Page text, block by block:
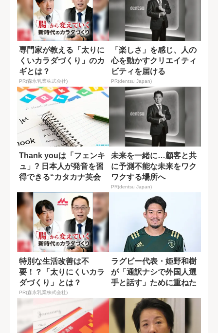
専門家が教える「太りに
くいカラダづくり」のカ
ギとは？
PR(森永乳業株式会社)
「楽しさ」を感じ、人の
心を動かすクリエイティ
ビティを届ける
PR(dentsu Japan)
Thank youは「フェンキ
ュ」? 日本人が発音を習
得できる“カタカナ英会
未来を一緒に…顧客と共
に予測不能な未来をワク
ワクする場所へ
PR(dentsu Japan)
特別な生活改善は不
要！？「太りにくいカラ
ダづくり」とは？
PR(森永乳業株式会社)
ラグビー代表・姫野和樹
が「通訳ナシで外国人選
手と話す」ために重ねた